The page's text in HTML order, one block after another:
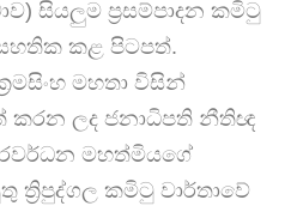
සියලුම ප්‍රසම්පාදන කමිටු
සහතික කළ පිටපත්.
මහතා විසින්
කරන ලද ජනාධිපති නීතිඥ
මහත්මියගේ
ත්‍රිපුද්ගල කමිටු වාර්තාවේ